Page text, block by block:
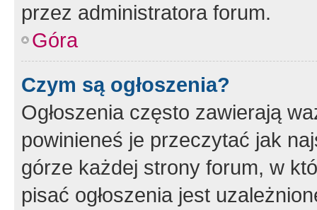
przez administratora forum.
Góra
Czym są ogłoszenia?
Ogłoszenia często zawierają
powinieneś je przeczytać jak
górze każdej strony forum, w
pisać ogłoszenia jest